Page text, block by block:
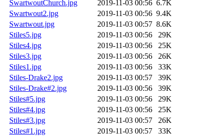
SwartwoutChurch.jpg 2019-11-03 00:56 6.7K
Swartwout2.jpg
2019-11-03 00:56 9.4K
Swartwout.jpg
2019-11-03 00:57 8.6K
Stiles5.jpg
2019-11-03 00:56
29K
Stiles4.jpg
2019-11-03 00:56
25K
Stiles3.jpg
2019-11-03 00:56
26K
Stiles1.jpg
2019-11-03 00:56
33K
Stiles-Drake2.jpg
2019-11-03 00:57
39K
Stiles-Drake#2.jpg
2019-11-03 00:56
39K
Stiles#5.jpg
2019-11-03 00:56
29K
Stiles#4.jpg
2019-11-03 00:56
25K
Stiles#3.jpg
2019-11-03 00:57
26K
Stiles#1.jpg
2019-11-03 00:57
33K